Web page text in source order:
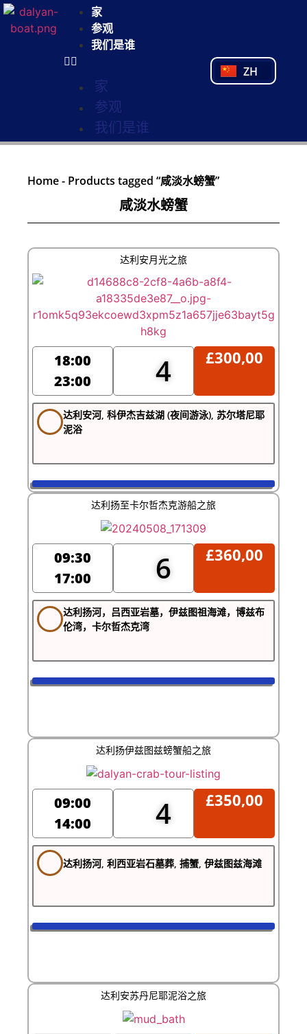
家
参观
我们是谁
家
参观
我们是谁
ZH
PT
TR
Home- Products tagged “咸淡水螃蟹”
咸淡水螃蟹
达利安月光之旅
18:00
23:00
4 £300,00
达利安河, 科伊杰吉兹湖 (夜间游泳), 苏尔塔尼耶
泥浴
达利扬至卡尔哲杰克游船之旅
09:30
17:00
6 £360,00
达利扬河，吕西亚岩墓，伊兹图祖海滩，博兹布
伦湾，卡尔哲杰克湾
达利扬伊兹图兹螃蟹船之旅
09:00
14:00
4 £350,00
达利扬河, 利西亚岩石墓葬, 捕蟹, 伊兹图兹海滩
达利安苏丹尼耶泥浴之旅